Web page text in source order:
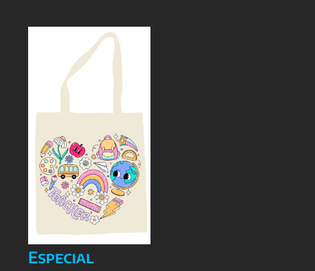
Especial